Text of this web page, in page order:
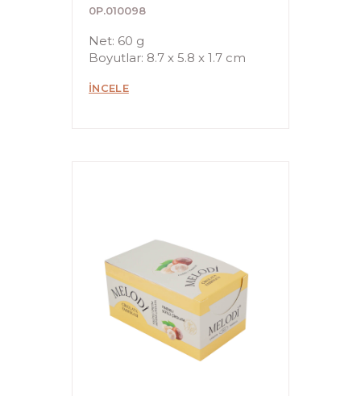
0P.010098
Net: 60 g
Boyutlar: 8.7 x 5.8 x 1.7 cm
İNCELE